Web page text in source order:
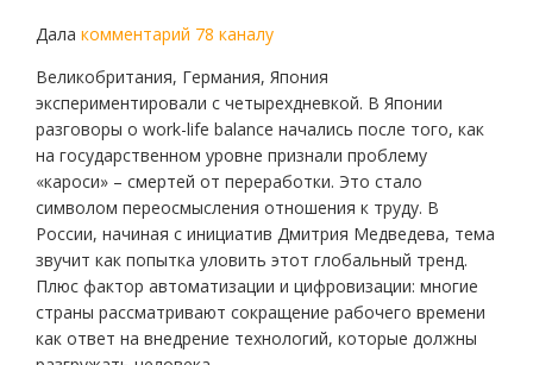
Дала комментарий 78 каналу
Великобритания, Германия, Япония
экспериментировали с четырехдневкой. В Японии
разговоры о work-life balance начались после того, как
на государственном уровне признали проблему
«кароси» – смертей от переработки. Это стало
символом переосмысления отношения к труду. В
России, начиная с инициатив Дмитрия Медведева, тема
звучит как попытка уловить этот глобальный тренд.
Плюс фактор автоматизации и цифровизации: многие
страны рассматривают сокращение рабочего времени
как ответ на внедрение технологий, которые должны